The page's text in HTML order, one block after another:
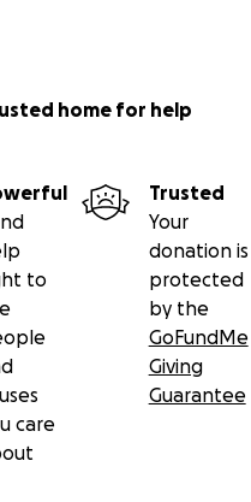
home for help
to
care
Trusted
Your
donation is
protected
by the
GoFundMe
Giving
Guarantee